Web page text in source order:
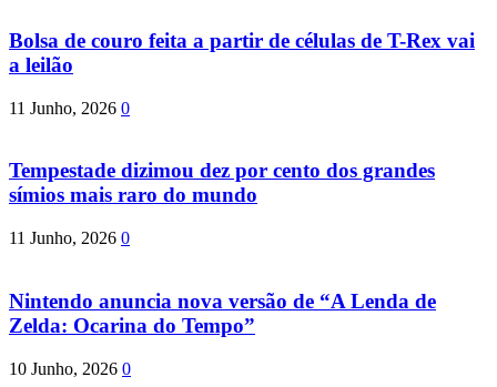
Bolsa de couro feita a partir de células de T-Rex vai
a leilão
11 Junho, 2026 0
Tempestade dizimou dez por cento dos grandes
símios mais raro do mundo
11 Junho, 2026 0
Nintendo anuncia nova versão de “A Lenda de
Zelda: Ocarina do Tempo”
10 Junho, 2026 0